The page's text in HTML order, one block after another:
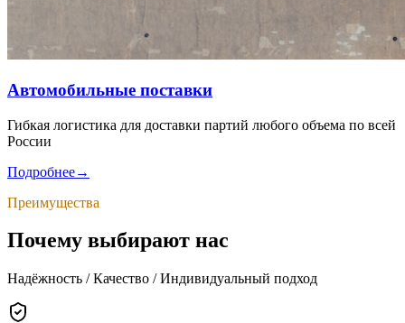
Автомобильные поставки
Гибкая логистика для доставки партий любого объема по всей
России
Подробнее→
Преимущества
Почему выбирают нас
Надёжность / Качество / Индивидуальный подход